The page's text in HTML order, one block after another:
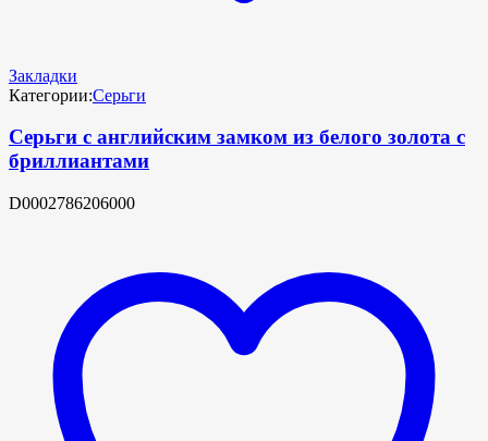
Закладки
Категории:Серьги
Серьги с английским замком из белого золота с
бриллиантами
D0002786206000